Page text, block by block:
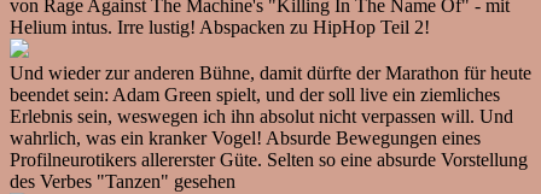
von Rage Against The Machine's "Killing In The Name Of" - mit
Helium intus. Irre lustig! Abspacken zu HipHop Teil 2!
Und wieder zur anderen Bühne, damit dürfte der Marathon für heute
beendet sein: Adam Green spielt, und der soll live ein ziemliches
Erlebnis sein, weswegen ich ihn absolut nicht verpassen will. Und
wahrlich, was ein kranker Vogel! Absurde Bewegungen eines
Profilneurotikers allererster Güte. Selten so eine absurde Vorstellung
des Verbes "Tanzen" gesehen